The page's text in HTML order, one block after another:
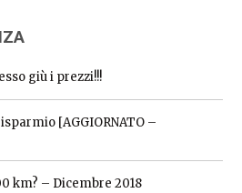
giù i prezzi!!!
[AGGIORNATO –
km? – Dicembre 2018